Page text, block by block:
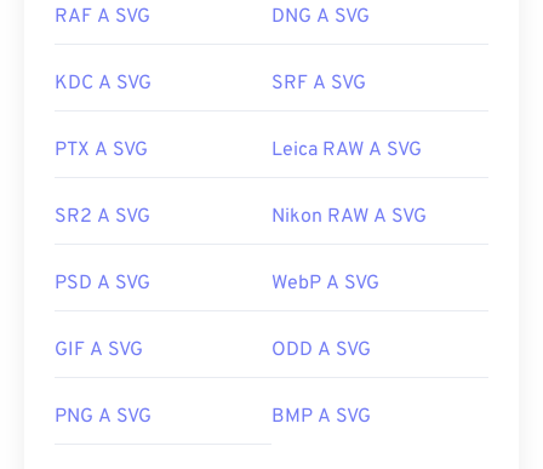
RAF A SVG DNG A SVG
KDC A SVG SRF A SVG
PTX A SVG Leica RAW A SVG
SR2 A SVG Nikon RAW A SVG
PSD A SVG WebP A SVG
GIF A SVG ODD A SVG
PNG A SVG BMP A SVG